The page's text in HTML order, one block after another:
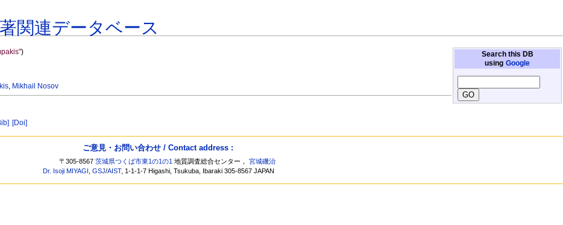
関連データベース
Search this DB
using Google
)
, Mikhail Nosov
[Doi]
ご意見・お問い合わせ / Contact address :
〒305-8567茨城県つくば市東1の1の1 地質調査総合センター，宮城磯治
Dr. Isoji MIYAGI ,GSJ/AIST, 1-1-1-7 Higashi, Tsukuba, Ibaraki 305-8567 JAPAN